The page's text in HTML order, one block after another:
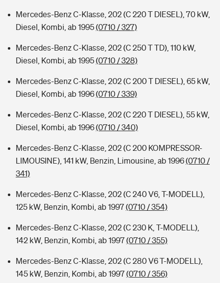
Mercedes-Benz C-Klasse, 202 (C 220 T DIESEL), 70 kW,
Diesel, Kombi, ab 1995(0710 / 327)
Mercedes-Benz C-Klasse, 202 (C 250 T TD), 110 kW,
Diesel, Kombi, ab 1995(0710 / 328)
Mercedes-Benz C-Klasse, 202 (C 200 T DIESEL), 65 kW,
Diesel, Kombi, ab 1996(0710 / 339)
Mercedes-Benz C-Klasse, 202 (C 220 T DIESEL), 55 kW,
Diesel, Kombi, ab 1996(0710 / 340)
Mercedes-Benz C-Klasse, 202 (C 200 KOMPRESSOR-
LIMOUSINE), 141 kW, Benzin, Limousine, ab 1996(0710 /
341)
Mercedes-Benz C-Klasse, 202 (C 240 V6, T-MODELL),
125 kW, Benzin, Kombi, ab 1997(0710 / 354)
Mercedes-Benz C-Klasse, 202 (C 230 K, T-MODELL),
142 kW, Benzin, Kombi, ab 1997(0710 / 355)
Mercedes-Benz C-Klasse, 202 (C 280 V6 T-MODELL),
145 kW, Benzin, Kombi, ab 1997(0710 / 356)